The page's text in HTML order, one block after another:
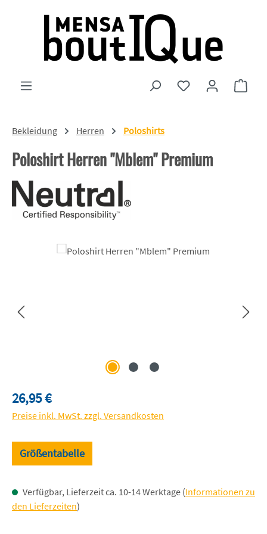
Zum Hauptinhalt springen
Du hast 0
Bekleidung Herren Poloshirts
Poloshirt Herren "Mblem" Premium
Bildergalerie überspringen
Regulärer Preis:
26,95 €
Preise inkl. MwSt. zzgl. Versandkosten
Größentabelle
Verfügbar, Lieferzeit ca. 10-14 Werktage (Informationen zu
den Lieferzeiten)